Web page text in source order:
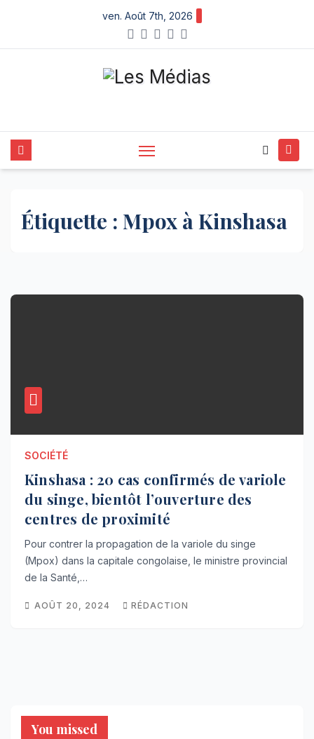
content
ven. Août 7th, 2026
Étiquette : Mpox à Kinshasa
SOCIÉTÉ
Kinshasa : 20 cas confirmés de variole
du singe, bientôt l’ouverture des
centres de proximité
Pour contrer la propagation de la variole du singe
(Mpox) dans la capitale congolaise, le ministre provincial
de la Santé,…
AOÛT 20, 2024 RÉDACTION
You missed